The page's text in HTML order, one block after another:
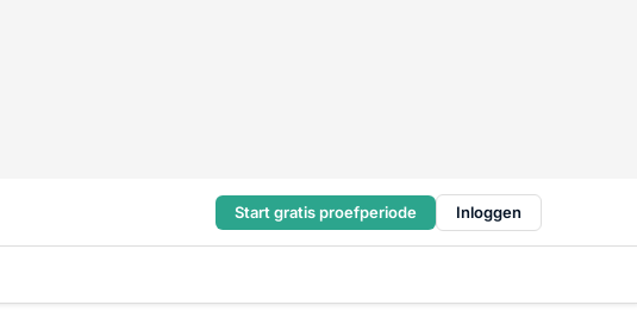
Start gratis proefperiode Inloggen